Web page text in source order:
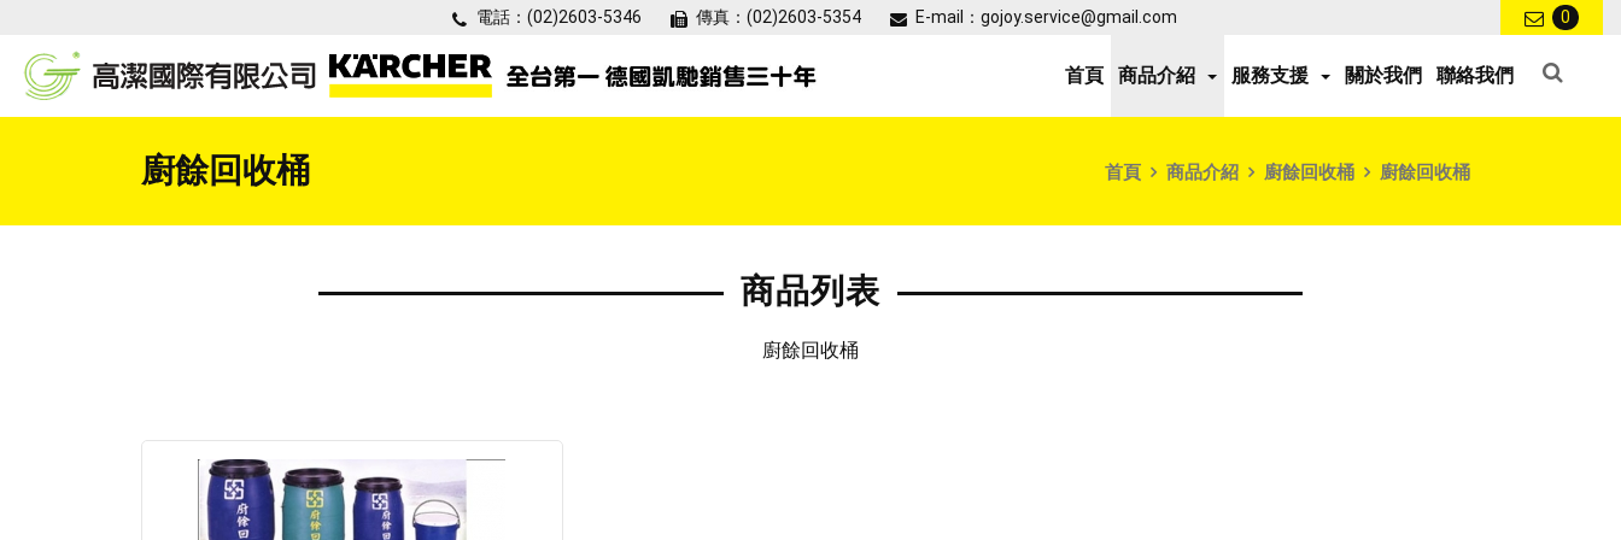
電話： (02)2603-5346 傳真： (02)2603-5354 E-mail： gojoy.service@gmail.com 0
首頁 商品介紹 服務支援 關於我們 聯絡我們
廚餘回收桶 首頁 商品介紹 廚餘回收桶 廚餘回收桶
商品列表
廚餘回收桶